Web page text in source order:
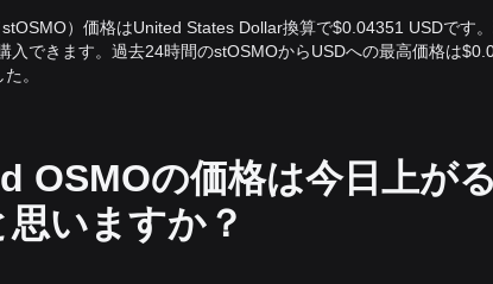
）価格はUnited States Dollar換算で$0.04351 USDです
入できます。過去24時間のstOSMOからUSDへの最高価格は
。
OSMOの価格は今日上が
いますか？